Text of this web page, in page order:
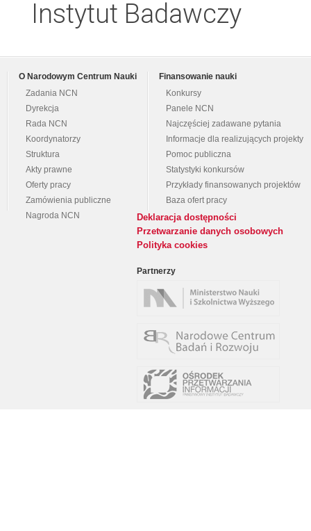
Instytut Badawczy
O Narodowym Centrum Nauki
Zadania NCN
Dyrekcja
Rada NCN
Koordynatorzy
Struktura
Akty prawne
Oferty pracy
Zamówienia publiczne
Nagroda NCN
Finansowanie nauki
Konkursy
Panele NCN
Najczęściej zadawane pytania
Informacje dla realizujących projekty
Pomoc publiczna
Statystyki konkursów
Przykłady finansowanych projektów
Baza ofert pracy
Deklaracja dostępności
Przetwarzanie danych osobowych
Polityka cookies
Partnerzy